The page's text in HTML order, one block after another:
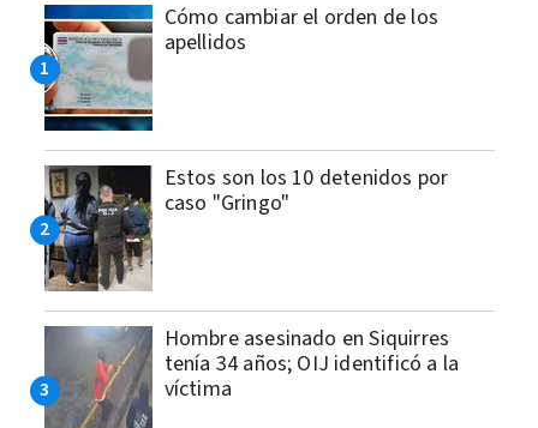
Cómo cambiar el orden de los
apellidos
Estos son los 10 detenidos por
caso "Gringo"
Hombre asesinado en Siquirres
tenía 34 años; OIJ identificó a la
víctima